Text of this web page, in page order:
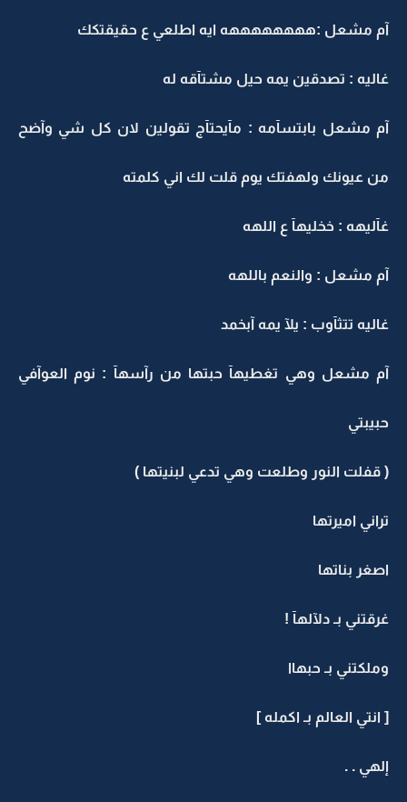
آم مشعل :ههههههههه ايه اطلعي ع حقيقتكك
غاليه : تصدقين يمه حيل مشتآقه له
آم مشعل بابتسآمه : مآيحتآج تقولين لان كل شي وآضح
من عيونك ولهفتك يوم قلت لك اني كلمته
غآليهه : خخليهآ ع اللهه
آم مشعل : والنعم باللهه
غاليه تتثآوب : يلآ يمه آبخمد
آم مشعل وهي تغطيهآ حبتها من رآسهآ : نوم العوآفي
حبيبتي
( قفلت النور وطلعت وهي تدعي لبنيتها )
تراني اميرتها
اصغر بناتها
غرقتني بـ دلآلهآ !
وملكتني بـ حبهاا
[ انتي العالم بـ اكمله ]
إلهي . .